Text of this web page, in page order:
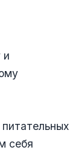
и
себя